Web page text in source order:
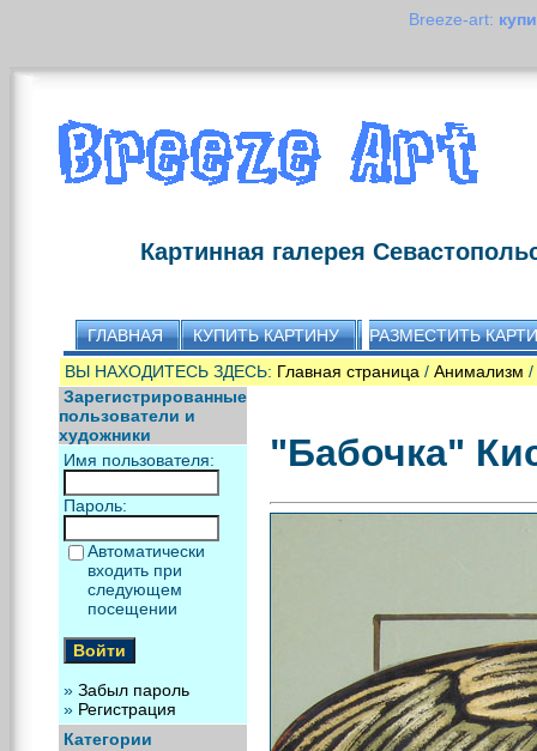
Breeze-art:
Картинная галерея
ГЛАВНАЯ КУПИТЬ КАРТИНУ
РАЗМЕСТИТЬ
ВЫ НАХОДИТЕСЬ ЗДЕСЬ: Главная страница / Анимализм /
Зарегистрированные
пользователи и
художники
Имя пользователя:
Пароль:
Автоматически
входить при
следующем
посещении
» Забыл пароль
» Регистрация
Категории
"Бабочка"